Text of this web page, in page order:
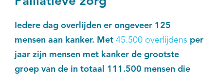
Thema's
Iedere dag overlijden er ongeveer 125
mensen aan kanker. Met 45.500 overlijdens per
jaar zijn mensen met kanker de grootste
groep van de in totaal 111.500 mensen die